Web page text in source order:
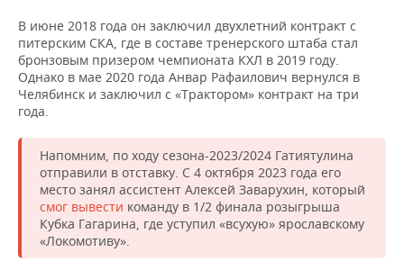
В июне 2018 года он заключил двухлетний контракт с
питерским СКА, где в составе тренерского штаба стал
бронзовым призером чемпионата КХЛ в 2019 году.
Однако в мае 2020 года Анвар Рафаилович вернулся в
Челябинск и заключил с «Трактором» контракт на три
года.
Напомним, по ходу сезона-2023/2024 Гатиятулина
отправили в отставку. С 4 октября 2023 года его
место занял ассистент Алексей Заварухин, который
смог вывести команду в 1/2 финала розыгрыша
Кубка Гагарина, где уступил «всухую» ярославскому
«Локомотиву».